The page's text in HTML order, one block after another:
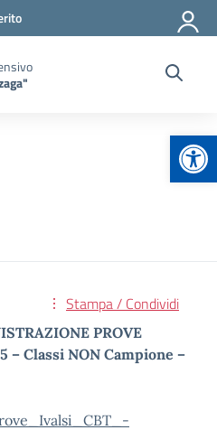
Stampa / Condividi
PROVE
– Classi NON Campione –